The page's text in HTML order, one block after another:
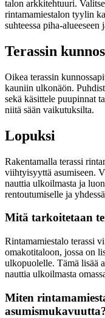
talon arkkitehtuuri.
rintamamiestalon tyylin
suhteessa piha-
Terassin
Oikea terassin
kauniin ulkonäön.
sekä käsittele puupinnat
niitä sään vaikutuksilta.
Lopuksi
Rakentamalla terassi
viihtyisyyttä asumiseen.
nauttia ulkoilmasta ja
rentoutumiselle ja
Mitä tarkoitetaan
Rintamamiestalo terassi
omakotitaloon, jossa on
ulkopuolelle. Tämä lisää
nauttia ulkoilmasta
Miten